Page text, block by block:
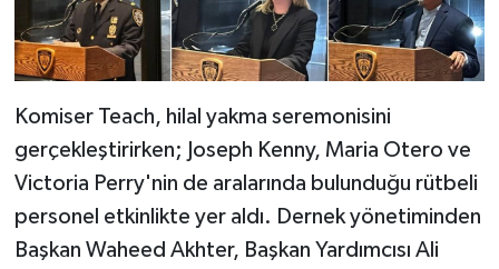
Komiser Teach, hilal yakma seremonisini
gerçekleştirirken; Joseph Kenny, Maria Otero ve
Victoria Perry'nin de aralarında bulunduğu rütbeli
personel etkinlikte yer aldı. Dernek yönetiminden
Başkan Waheed Akhter, Başkan Yardımcısı Ali